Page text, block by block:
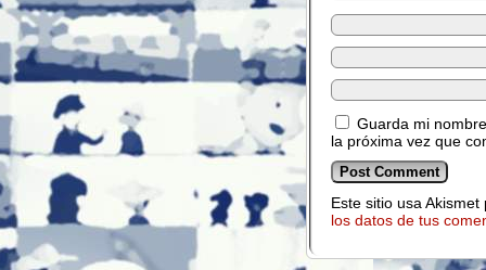
Guarda mi
la próxima vez que
Este sitio usa
los datos de tus